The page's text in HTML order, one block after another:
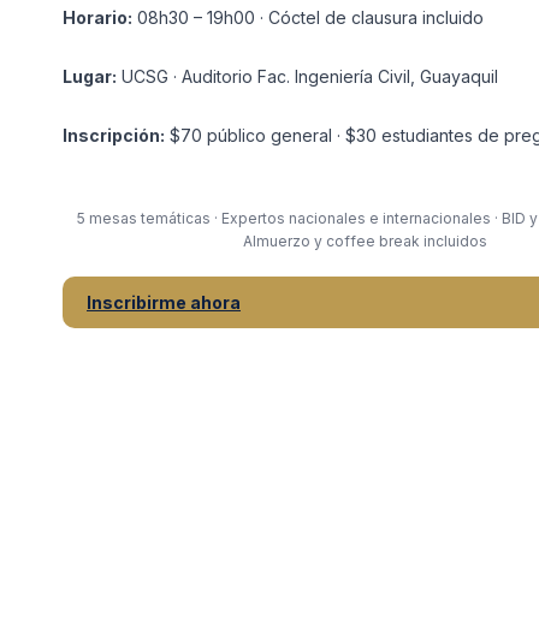
Horario: 08h30 – 19h00 · Cóctel de clausura incluido
Lugar: UCSG · Auditorio Fac. Ingeniería Civil, Guayaquil
Inscripción: $70 público general · $30 estudiantes de
5 mesas temáticas · Expertos nacionales e internacionales · BID
Almuerzo y coffee break incluidos
Inscribirme ahora